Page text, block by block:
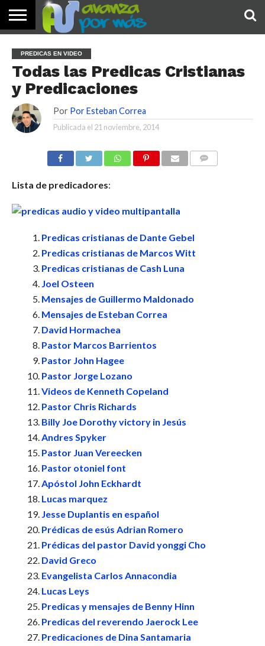
PALABRA
DE HOY
DEVOCIONALES
NOTICIAS
TESTIMONIOS
ORACIONES
SOBRE
NOSOTROS
IMÁGENES
PREDICAS EN VIDEO
Todas las Predicas Cristianas
y Predicaciones
Por Por Esteban Correa
Publicada el 21 noviembre, 2014
Lista de predicadores:
Predicas cristianas de Dante Gebel
Predicas cristianas de Marcos Witt
Predicas cristianas de Cash Luna
Joel Osteen
Mensajes de Guillermo Maldonado
Mensajes de Esteban Correa
David Hormachea
Pastor Marcos Barrientos
Pastor John Hagee
Pastor Jorge Lozano
Videos de Kenneth Copeland
Pastor Chris Richards
Billy Joe Dorothy victory in Jesús
Andres Spyker
Pastor Juan Vereecken
Pastor otoniel font
Apóstol John Eckhardt
Lucas marquez
Jesse Duplantis en español
Prédicas de esús Adrian Romero
Prédicas del pastor David yonggi Cho
David Greco
Evangelista Carlos Annacondia
Lucas Leys
Predicas y mensajes de Benny Hinn
Predicas del reverendo Jaerock Lee
Predicaciones de Dina Santamaria